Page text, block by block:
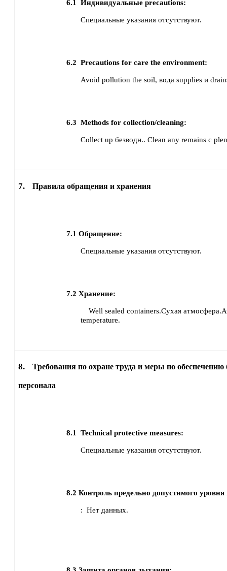
6.1 Индивидуальные precautions:
Специальные указания отсутствуют.
6.2 Precautions for care the environment:
Avoid pollution the soil, вода supplies и
6.3 Methods for collection/cleaning:
Collect up безводн.. Clean any remains с
7. Правила обращения и хранения
7.1 Обращение:
Специальные указания отсутствуют.
7.2 Хранение:
Well sealed containers.Сухая
temperature.
8. Требования по охране труда и меры по обеспечению
персонала
8.1 Technical protective measures:
Специальные указания отсутствуют.
8.2 Контроль предельно допустимого уровня
: Нет данных.